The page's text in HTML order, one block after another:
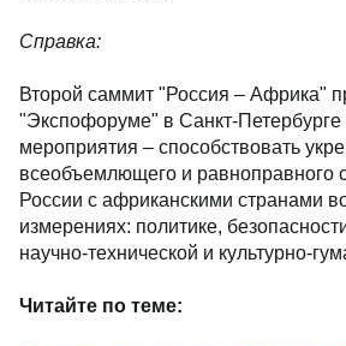
Справка:
Второй саммит "Россия – Африка"
"Экспофоруме" в Санкт-
мероприятия – способствовать
всеобъемлющего и равноправного
России с африканскими странами
измерениях: политике,
научно-технической и культурно-
Читайте по теме: